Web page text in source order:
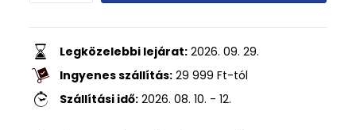
Legközelebbi lejárat: 2026. 09. 29.
Ingyenes szállítás: 29 999 Ft-tól
Szállítási idő: 2026. 08. 10. - 12.